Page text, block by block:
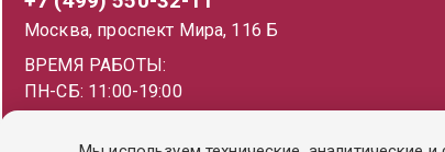
Москва, проспект Мира, 116 Б
ВРЕМЯ РАБОТЫ:
ПН-СБ: 11:00-19:00
ВС: 11:00-18:00